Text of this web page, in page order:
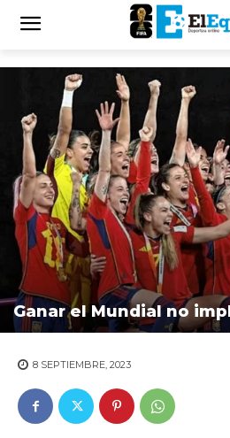
Ganar el Mundial no
8 SEPTIEMBRE, 2023